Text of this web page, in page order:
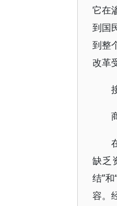
它在
到国
到整
改革
缺乏
结”
容。